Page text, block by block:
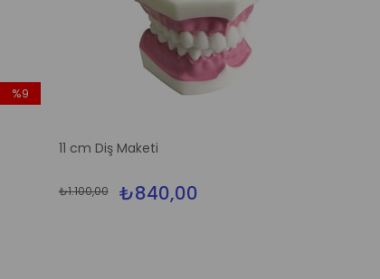
%9
11 cm Diş Maketi
₺840,00
₺1.100,00